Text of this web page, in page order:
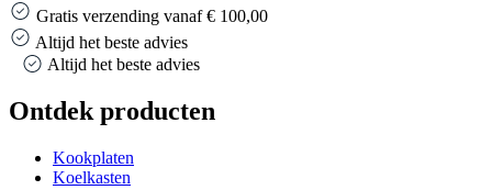
Gratis verzending vanaf € 100,00
Altijd het beste advies
Altijd het beste advies
Ontdek producten
Kookplaten
Koelkasten